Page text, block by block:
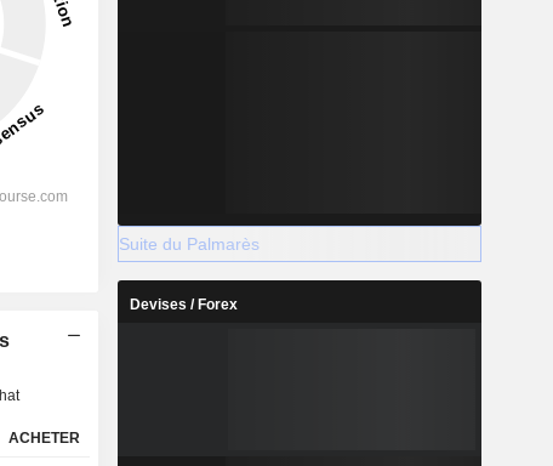
ACHETER
Suite du Palmarès
Devises / Forex